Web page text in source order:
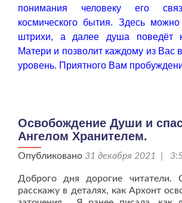
понимания человеку его
космического бытия. Здесь
штрихи, а далее душа поведёт
Матери и позволит каждому из Вас
уровень. Приятного Вам
Освобождение Души и
Ангелом Хранителем.
Опубликовано 31 декабря 2021 |
Доброго дня дорогие читатели.
расскажу в деталях, как Архонт